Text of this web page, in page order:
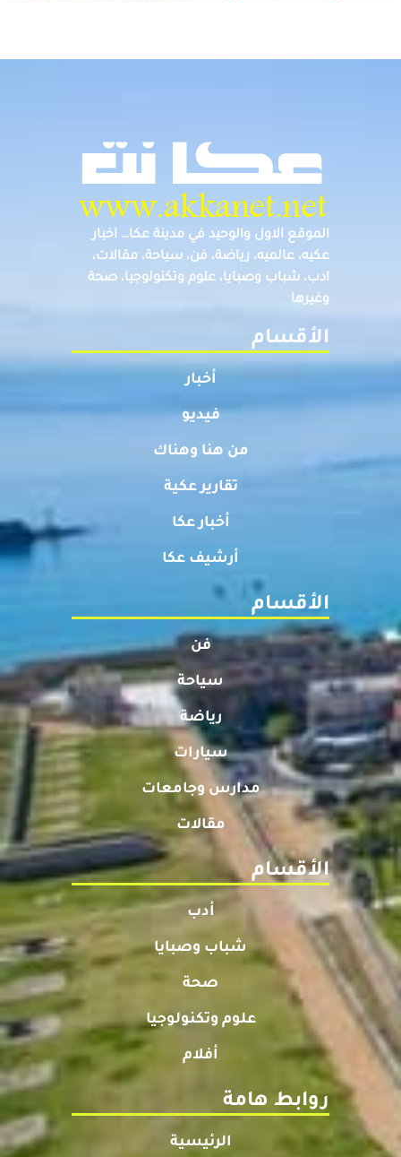
الموقع الاول والوحيد في مدينة عكا… اخبار
عكيه، عالميه، رياضة، فن، سياحة، مقالات،
ادب، شباب وصبايا، علوم وتكنولوجيا، صحة
وغيرها
الأقسام
أخبار
فيديو
من هنا وهناك
تقارير عكية
أخبار عكا
أرشيف عكا
الأقسام
فن
سياحة
رياضة
سيارات
مدارس وجامعات
مقالات
الأقسام
أدب
شباب وصبايا
صحة
علوم وتكنولوجيا
أفلام
روابط هامة
الرئيسية